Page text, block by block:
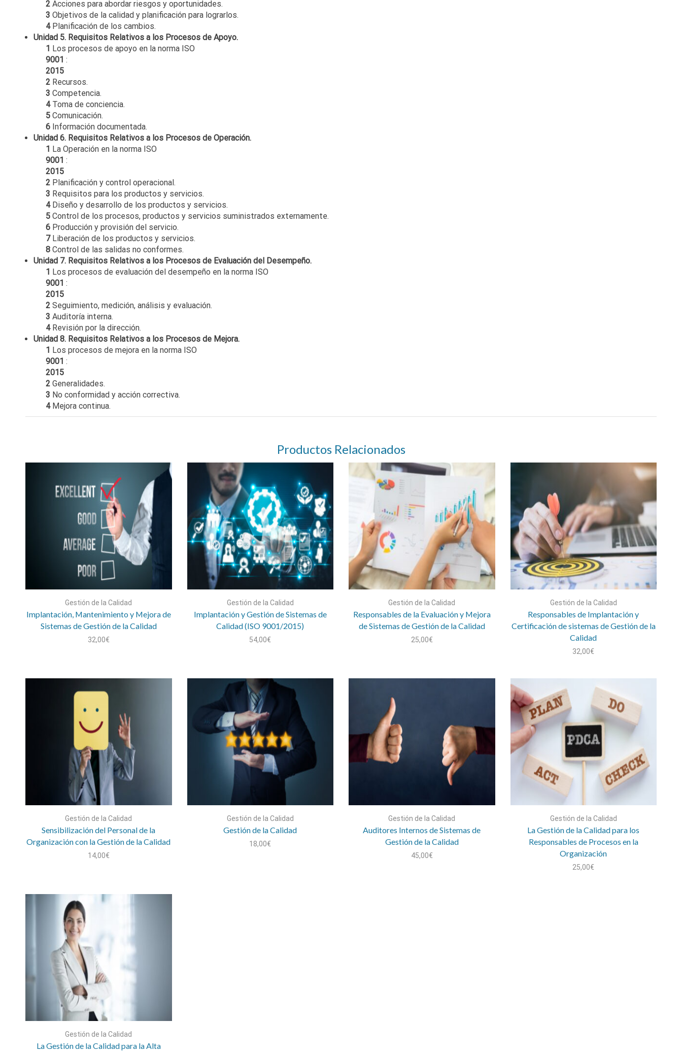
2Acciones para abordar riesgos y oportunidades.
3 Objetivos de la calidad y planificación para lograrlos.
4Planificación de los cambios.
Unidad 5. Requisitos Relativos a los Procesos de Apoyo.
1 Los procesos de apoyo en la norma ISO
9001 :
2015
2Recursos.
3 Competencia.
4Toma de conciencia.
5Comunicación.
6Información documentada.
Unidad 6. Requisitos Relativos a los Procesos de Operación.
1 La Operación en la norma ISO
9001 :
2015
2Planificación y control operacional.
3 Requisitos para los productos y servicios.
4Diseño y desarrollo de los productos y servicios.
5Control de los procesos, productos y servicios suministrados externamente.
6Producción y provisión del servicio.
7Liberación de los productos y servicios.
8Control de las salidas no conformes.
Unidad 7. Requisitos Relativos a los Procesos de Evaluación del Desempeño.
1 Los procesos de evaluación del desempeño en la norma ISO
9001 :
2015
2Seguimiento, medición, análisis y evaluación.
3 Auditoría interna.
4Revisión por la dirección.
Unidad 8. Requisitos Relativos a los Procesos de Mejora.
1 Los procesos de mejora en la norma ISO
9001 :
2015
2Generalidades.
3 No conformidad y acción correctiva.
4Mejora continua.
Productos Relacionados
Gestión de la Calidad
Implantación, Mantenimiento y Mejora de
Sistemas de Gestión de la Calidad
32,00€
Gestión de la Calidad
Implantación y Gestión de Sistemas de
Calidad (ISO 9001/2015)
54,00€
Gestión de la Calidad
Responsables de la Evaluación y Mejora
de Sistemas de Gestión de la Calidad
25,00€
Gestión de la Calidad
Responsables de Implantación y
Certificación de sistemas de Gestión de la
Calidad
32,00€
Gestión de la Calidad
Sensibilización del Personal de la
Organización con la Gestión de la Calidad
14,00€
Gestión de la Calidad
Gestión de la Calidad
18,00€
Gestión de la Calidad
Auditores Internos de Sistemas de
Gestión de la Calidad
45,00€
Gestión de la Calidad
La Gestión de la Calidad para los
Responsables de Procesos en la
Organización
25,00€
Gestión de la Calidad
La Gestión de la Calidad para la Alta